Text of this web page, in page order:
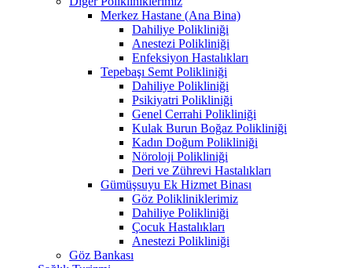
Merkez Hastane (Ana Bina)
Dahiliye Polikliniği
Anestezi Polikliniği
Enfeksiyon Hastalıkları
Tepebaşı Semt Polikliniği
Dahiliye Polikliniği
Psikiyatri Polikliniği
Genel Cerrahi Polikliniği
Kulak Burun Boğaz Polikliniği
Kadın Doğum Polikliniği
Nöroloji Polikliniği
Deri ve Zührevi Hastalıkları
Gümüşsuyu Ek Hizmet Binası
Göz Polikliniklerimiz
Dahiliye Polikliniği
Çocuk Hastalıkları
Anestezi Polikliniği
Göz Bankası